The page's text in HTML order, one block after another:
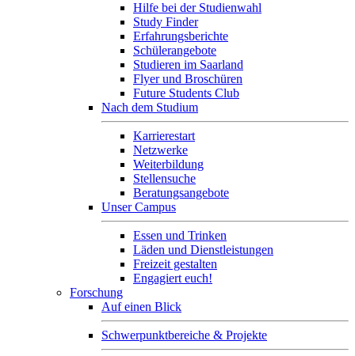
Hilfe bei der Studienwahl
Study Finder
Erfahrungsberichte
Schülerangebote
Studieren im Saarland
Flyer und Broschüren
Future Students Club
Nach dem Studium
Karrierestart
Netzwerke
Weiterbildung
Stellensuche
Beratungsangebote
Unser Campus
Essen und Trinken
Läden und Dienstleistungen
Freizeit gestalten
Engagiert euch!
Forschung
Auf einen Blick
Schwerpunktbereiche & Projekte